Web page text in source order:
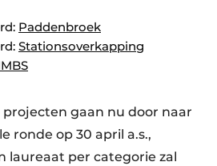
Paddenbroek
Stationsoverkapping
gaan nu door naar
ronde op 30 april a.s.,
laureaat per categorie zal